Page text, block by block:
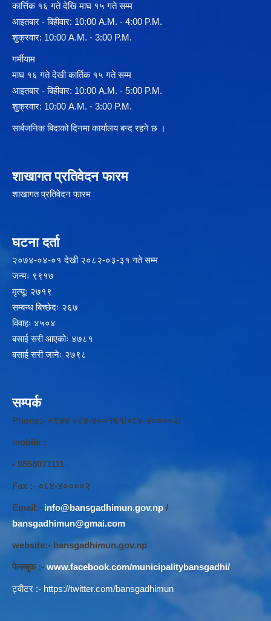
कार्त्तिक १६ गते देखि माघ १५ गते सम्म
आइतबार - बिहीवार: 10:00 A.M. - 4:00 P.M.
शुक्रवार: 10:00 A.M. - 3:00 P.M.
गर्मीयाम
माघ १६ गते देखी कार्तिक १५ गते सम्म
आइतबार - बिहीवार: 10:00 A.M. - 5:00 P.M.
शुक्रवार: 10:00 A.M. - 3:00 P.M.
सार्बजनिक बिदाको दिनमा कार्यालय बन्द रहने छ ।
शाखागत प्रतिवेदन फारम
शाखागत प्रतिवेदन फारम
घटना दर्ता
२‍०७४-०४-०१ देखी २०८२-०३-३१ गते सम्म
जन्मः ९९१७
मृत्यूः २७१९
सम्बन्ध बिच्छेदः २६७
विवाहः ४५०४
बसाई सरी आएकोः ४७८१
बसाई सरी जानेः २७९८
सम्पर्क
Phone:- +९७७ ०८४-४००१६१/०८४-४००००२/
mobile :
- 9858071111
Fax :- ०८४-४००००२
Email:- info@bansgadhimun.gov.np /
bansgadhimun@gmai.com
website:- bansgadhimun.gov.np
फेसबुक :- www.facebook.com/municipalitybansgadhi/
ट्वीटर :- https://twitter.com/bansgadhimun